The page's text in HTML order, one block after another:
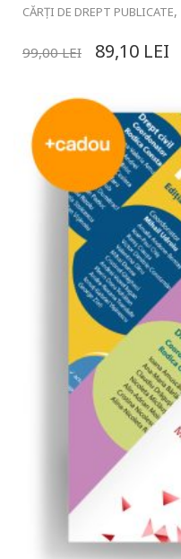
CĂRȚI DE DREPT PUBLICATE,
99,00LEI 89,10 LEI